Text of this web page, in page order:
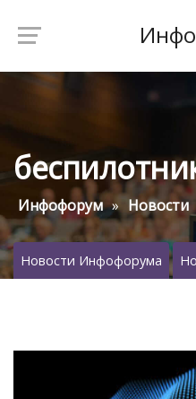
Инфофорум Новости
Новости Инфофорума